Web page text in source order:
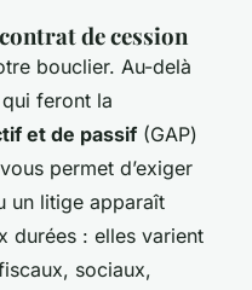
de cession
bouclier. Au-delà
feront la
et de passif (GAP)
permet d’exiger
un litige apparaît
durées : elles varient
sociaux,